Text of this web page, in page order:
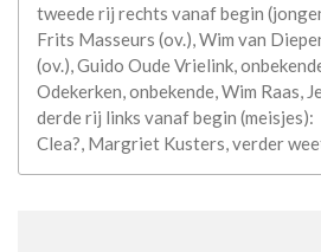
tweede rij rechts vanaf begin
Frits Masseurs (ov.), Wim van
(ov.), Guido Oude Vrielink,
Odekerken, onbekende, Wim Raas,
derde rij links vanaf begin (meisjes):
Clea?, Margriet Kusters, verder